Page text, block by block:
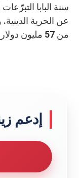
سنة البابا
من 57 مليون دولار.
إدعم